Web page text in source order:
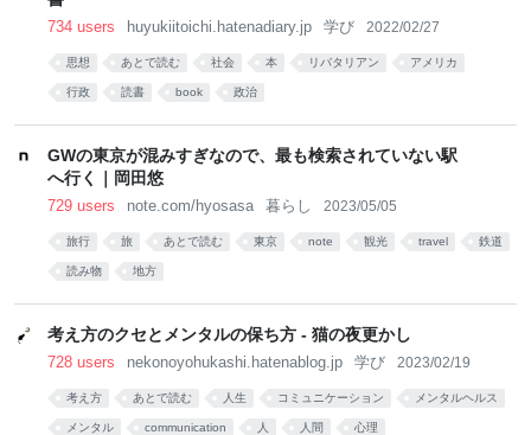
734 users huyukiitoichi.hatenadiary.jp 学び 2022/02/27
思想 あとで読む 社会 本 リバタリアン アメリカ
行政 読書 book 政治
GWの東京が混みすぎなので、最も検索されていない駅
へ行く｜岡田悠
729 users note.com/hyosasa 暮らし 2023/05/05
旅行 旅 あとで読む 東京 note 観光 travel 鉄道
読み物 地方
考え方のクセとメンタルの保ち方 - 猫の夜更かし
728 users nekonoyohukashi.hatenablog.jp 学び 2023/02/19
考え方 あとで読む 人生 コミュニケーション メンタルヘルス
メンタル communication 人 人間 心理